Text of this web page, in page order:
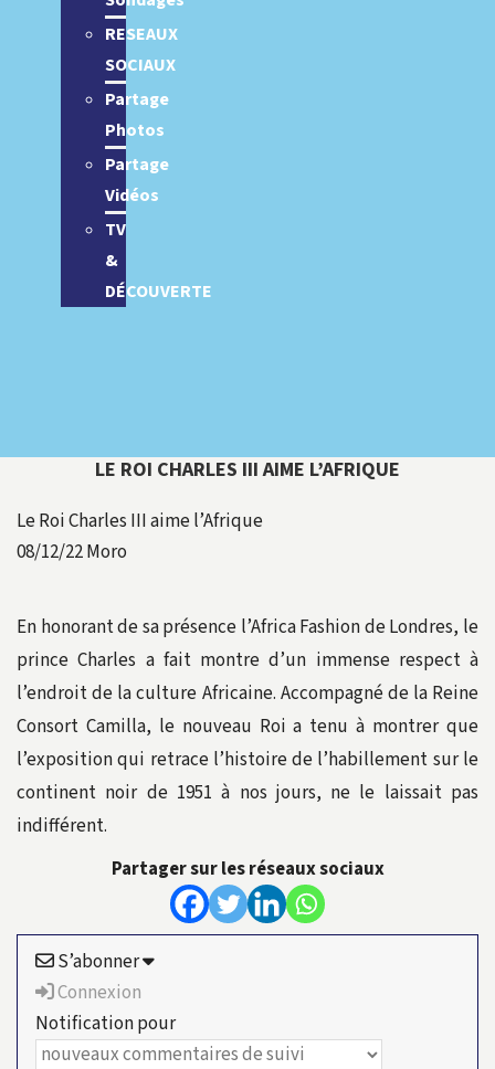
RESEAUX
SOCIAUX
Partage
Photos
Partage
Vidéos
TV
&
DÉCOUVERTE
LE ROI CHARLES III AIME L’AFRIQUE
Le Roi Charles III aime l’Afrique
08/12/22Moro
En honorant de sa présence l’Africa Fashion de Londres, le
prince Charles a fait montre d’un immense respect à
l’endroit de la culture Africaine. Accompagné de la Reine
Consort Camilla, le nouveau Roi a tenu à montrer que
l’exposition qui retrace l’histoire de l’habillement sur le
continent noir de 1951 à nos jours, ne le laissait pas
indifférent.
Partager sur les réseaux sociaux
S’abonner
Connexion
Notification pour